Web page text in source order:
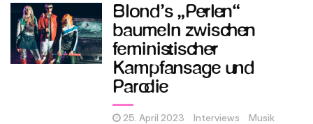
Blond’s „Perlen“
baumeln zwischen
feministischer
Kampfansage und
Parodie
25. April 2023 Interviews
Musik